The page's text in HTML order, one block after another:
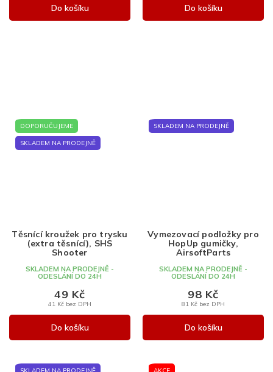
Do košíku Do košíku
DOPORUČUJEME
SKLADEM NA PRODEJNĚ
Těsnící kroužek pro trysku
(extra těsnící), SHS
Shooter
SKLADEM NA PRODEJNĚ -
ODESLÁNÍ DO 24H
41 Kč bez DPH
49 Kč
Do košíku
SKLADEM NA PRODEJNĚ
Vymezovací podložky pro
HopUp gumičky,
AirsoftParts
SKLADEM NA PRODEJNĚ -
ODESLÁNÍ DO 24H
81 Kč bez DPH
98 Kč
Do košíku
SKLADEM NA PRODEJNĚ AKCE